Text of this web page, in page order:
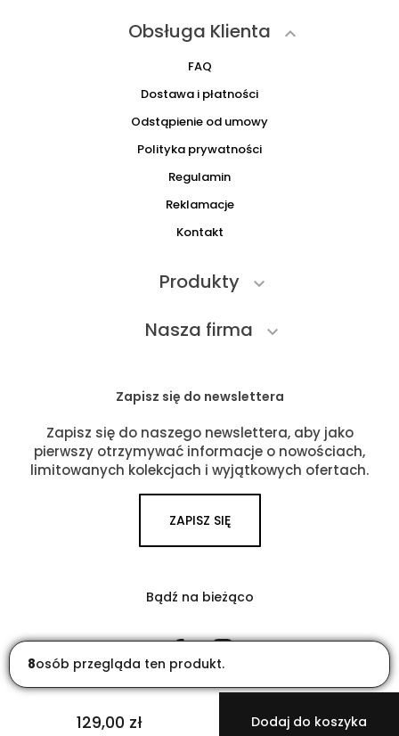
129,00 zł Dodaj do koszyka
8osób przegląda ten produkt.
Obsługa Klienta 
FAQ
Dostawa i płatności
Odstąpienie od umowy
Polityka prywatności
Regulamin
Reklamacje
Kontakt
Produkty 
Nasza firma 
Zapisz się do newslettera
Zapisz się do naszego newslettera, aby jako
pierwszy otrzymywać informacje o nowościach,
limitowanych kolekcjach i wyjątkowych ofertach.
ZAPISZ SIĘ
Bądź na bieżąco
FacebookInstagram